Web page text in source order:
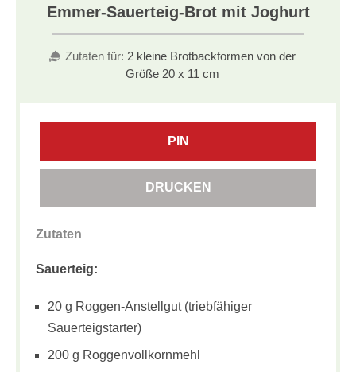
Emmer-Sauerteig-Brot mit Joghurt
Zutaten für: 2 kleine Brotbackformen von der
Größe 20 x 11 cm
PIN
DRUCKEN
Zutaten
Sauerteig:
20 g Roggen-Anstellgut (triebfähiger
Sauerteigstarter)
200 g Roggenvollkornmehl